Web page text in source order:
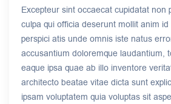
Excepteur sint occaecat cupidatat non
culpa qui officia deserunt mollit anim
perspici atis unde omnis iste natus
accusantium doloremque laudantium,
eaque ipsa quae ab illo inventore
architecto beatae vitae dicta sunt
ipsam voluptatem quia voluptas sit